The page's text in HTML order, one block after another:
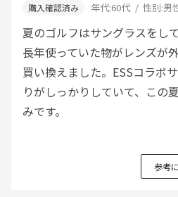
年代:60代 性別:男
夏のゴルフはサングラスをし
長年使っていた物がレンズが
買い換えました。ESSコラボ
りがしっかりしていて、この
みです。
参考